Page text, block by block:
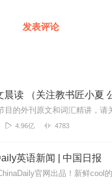
发表评论
4.96亿 4783
英语新闻 | 中国日报